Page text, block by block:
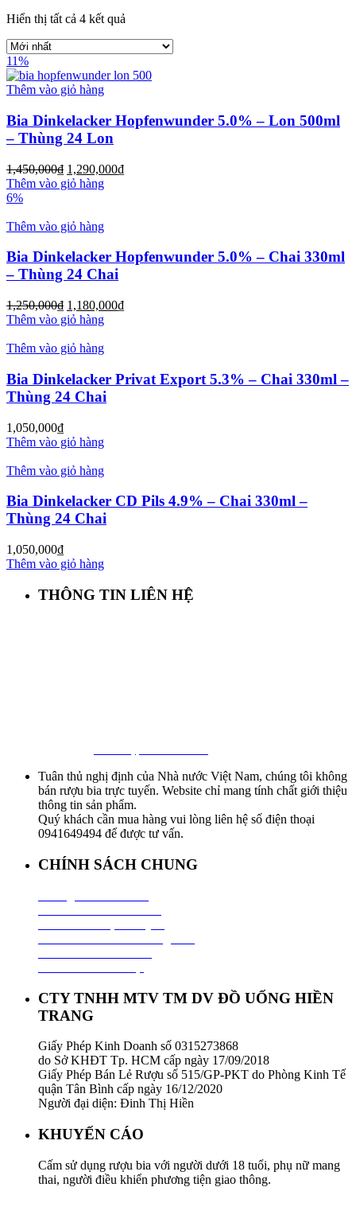
Hiển thị tất cả 4 kết quả
11%
Thêm vào giỏ hàng
Bia Dinkelacker Hopfenwunder 5.0% – Lon 500ml
– Thùng 24 Lon
1,450,000₫ 1,290,000₫
Thêm vào giỏ hàng
6%
Thêm vào giỏ hàng
Bia Dinkelacker Hopfenwunder 5.0% – Chai 330ml
– Thùng 24 Chai
1,250,000₫ 1,180,000₫
Thêm vào giỏ hàng
Thêm vào giỏ hàng
Bia Dinkelacker Privat Export 5.3% – Chai 330ml –
Thùng 24 Chai
1,050,000₫
Thêm vào giỏ hàng
Thêm vào giỏ hàng
Bia Dinkelacker CD Pils 4.9% – Chai 330ml –
Thùng 24 Chai
1,050,000₫
Thêm vào giỏ hàng
THÔNG TIN LIÊN HỆ
Tuân thủ nghị định của Nhà nước Việt Nam, chúng tôi không
bán rượu bia trực tuyến. Website chỉ mang tính chất giới thiệu
thông tin sản phẩm.
Quý khách cần mua hàng vui lòng liên hệ số điện thoại
0941649494 để được tư vấn.
CHÍNH SÁCH CHUNG
CTY TNHH MTV TM DV ĐỒ UỐNG HIỀN
TRANG
Giấy Phép Kinh Doanh số 0315273868
do Sở KHĐT Tp. HCM cấp ngày 17/09/2018
Giấy Phép Bán Lẻ Rượu số 515/GP-PKT do Phòng Kinh Tế
quận Tân Bình cấp ngày 16/12/2020
Người đại diện: Đinh Thị Hiền
KHUYẾN CÁO
Cấm sử dụng rượu bia với người dưới 18 tuổi, phụ nữ mang
thai, người điều khiển phương tiện giao thông.